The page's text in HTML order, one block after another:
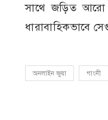
সাথে জড়িত আরো
ধারাবাহিকভাবে
অনলাইন জুয়া গাংনী